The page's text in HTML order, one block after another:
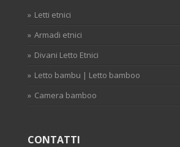
Letti etnici
Armadi etnici
Divani Letto Etnici
Letto bambu | Letto bamboo
Camera bamboo
CONTATTI